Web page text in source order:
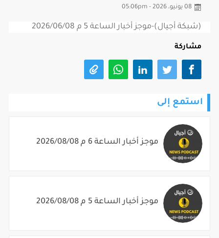
08 يونيو، 2026 - 05:06pm
(شبكة أجيال)-موجز أخبار الساعة 5 م 2026/06/08
مشاركة
استمع إلى
موجز أخبار الساعة 6 م 2026/08/08
موجز أخبار الساعة 5 م 2026/08/08